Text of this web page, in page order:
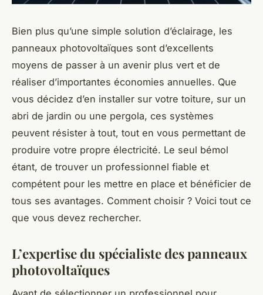
Bien plus qu’une simple solution d’éclairage, les
panneaux photovoltaïques sont d’excellents
moyens de passer à un avenir plus vert et de
réaliser d’importantes économies annuelles. Que
vous décidez d’en installer sur votre toiture, sur un
abri de jardin ou une pergola, ces systèmes
peuvent résister à tout, tout en vous permettant de
produire votre propre électricité. Le seul bémol
étant, de trouver un professionnel fiable et
compétent pour les mettre en place et bénéficier de
tous ses avantages. Comment choisir ? Voici tout ce
que vous devez rechercher.
L’expertise du spécialiste des panneaux
photovoltaïques